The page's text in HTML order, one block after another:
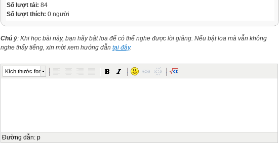
Số lượt tải: 84
Số lượt thích: 0 người
Chú ý: Khi học bài này, bạn hãy bật loa để có thể nghe được lời giảng. Nếu bật loa mà vẫn không
nghe thấy tiếng, xin mời xem hướng dẫn tại đây.
Kích thước font
Đường dẫn: p